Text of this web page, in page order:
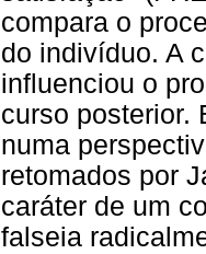
compara o
do indivíduo. A
influenciou o
curso posterior.
numa
retomados por
caráter de um
falseia